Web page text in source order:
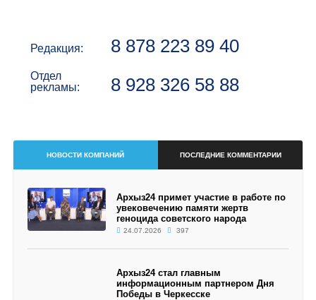
Редакция: 8 878 223 89 40
Отдел
рекламы:
8 928 326 58 88
НОВОСТИ КОМПАНИЙ ПОСЛЕДНИЕ КОММЕНТАРИИ
Архыз24 примет участие в работе по
увековечению памяти жертв
геноцида советского народа
24.07.2026 397
Архыз24 стал главным
информационным партнером Дня
Победы в Черкесске